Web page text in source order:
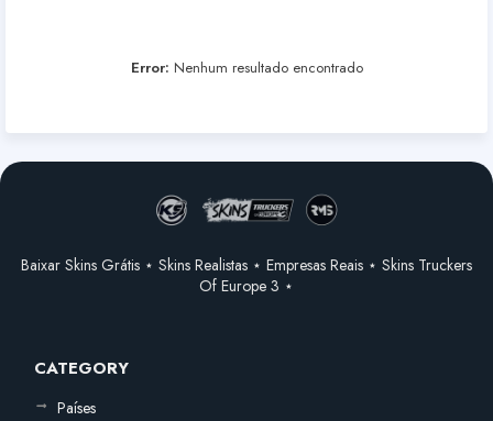
Error: Nenhum resultado encontrado
Baixar Skins Grátis ⋆ Skins Realistas ⋆ Empresas Reais ⋆ Skins Truckers
Of Europe 3 ⋆
CATEGORY
Países